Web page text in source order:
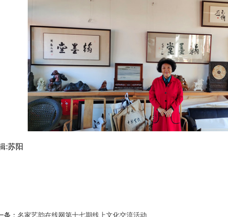
:苏阳
条： 名家艺韵在线网第十七期线上文化交流活动